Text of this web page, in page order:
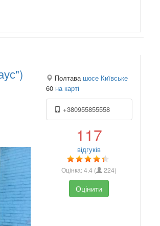
Полтава шосе Київське
60 на карті
+380955855558
117
відгуків
Оцінка:4.4 ( 224)
Оцінити